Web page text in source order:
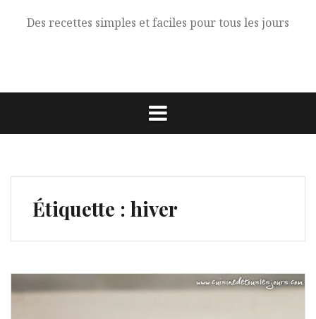
Des recettes simples et faciles pour tous les jours
Étiquette : hiver